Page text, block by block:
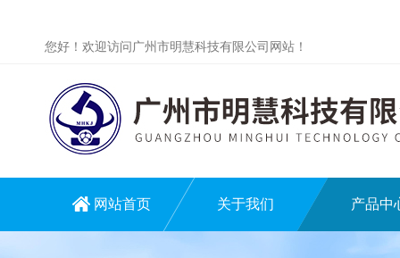
您好！欢迎访问广州市明慧科技有限公司网站！
网站首页 关于我们 产品中